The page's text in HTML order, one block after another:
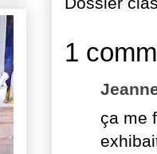
1
ça me